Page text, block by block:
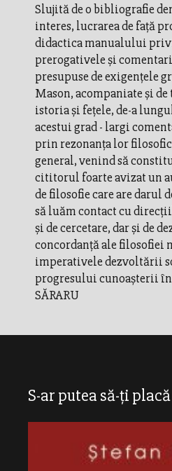
Slujită de o bibliografie
interes, lucrarea de faţă
didactica manualului
prerogativele şi
presupuse de exigenţele
Mason, acompaniate şi
istoria şi feţele, de-a
acestui grad - largi
prin rezonanţa lor
general, venind să
cititorul foarte avizat un
de filosofie care are darul
să luăm contact cu
şi de cercetare, dar şi de
concordanţă ale filosofiei
imperativele dezvoltării
progresului cunoaşterii
SĂRARU
S-ar putea să-ți